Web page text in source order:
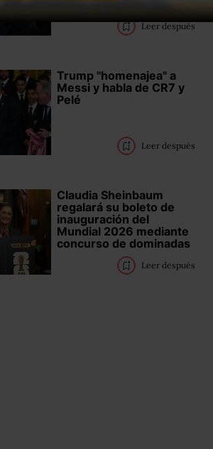
Leer después
Trump "homenajea" a
Messi y habla de CR7 y
Pelé
Leer después
Claudia Sheinbaum
regalará su boleto de
inauguración del
Mundial 2026 mediante
concurso de dominadas
Leer después